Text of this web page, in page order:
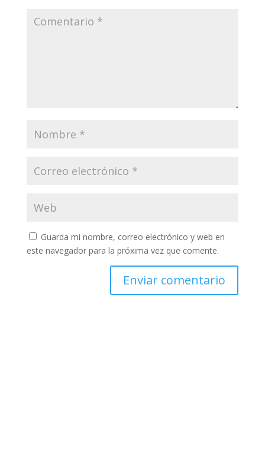
Guarda mi nombre, correo electrónico y web en
este navegador para la próxima vez que comente.